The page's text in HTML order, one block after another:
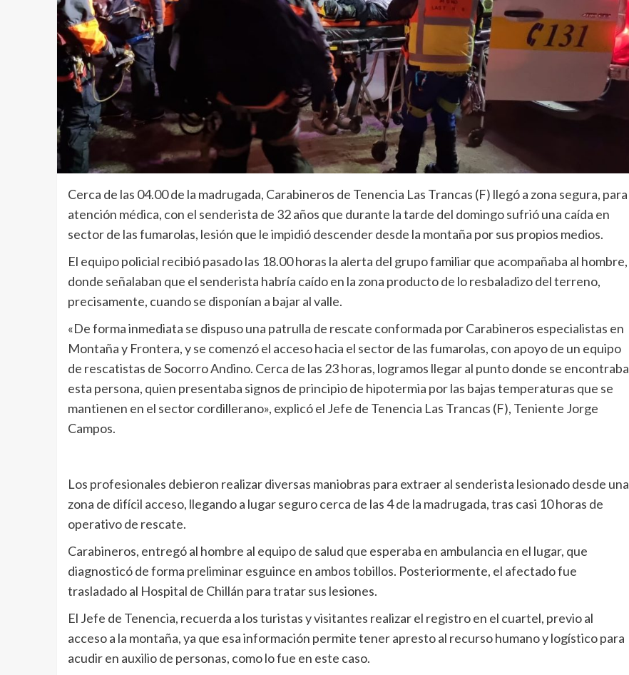
Cerca de las 04.00 de la madrugada, Carabineros de Tenencia Las Trancas (F) llegó a zona segura, para
atención médica, con el senderista de 32 años que durante la tarde del domingo sufrió una caída en
sector de las fumarolas, lesión que le impidió descender desde la montaña por sus propios medios.
El equipo policial recibió pasado las 18.00 horas la alerta del grupo familiar que acompañaba al hombre,
donde señalaban que el senderista habría caído en la zona producto de lo resbaladizo del terreno,
precisamente, cuando se disponían a bajar al valle.
«De forma inmediata se dispuso una patrulla de rescate conformada por Carabineros especialistas en
Montaña y Frontera, y se comenzó el acceso hacia el sector de las fumarolas, con apoyo de un equipo
de rescatistas de Socorro Andino. Cerca de las 23 horas, logramos llegar al punto donde se encontraba
esta persona, quien presentaba signos de principio de hipotermia por las bajas temperaturas que se
mantienen en el sector cordillerano», explicó el Jefe de Tenencia Las Trancas (F), Teniente Jorge
Campos.
Los profesionales debieron realizar diversas maniobras para extraer al senderista lesionado desde una
zona de difícil acceso, llegando a lugar seguro cerca de las 4 de la madrugada, tras casi 10 horas de
operativo de rescate.
Carabineros, entregó al hombre al equipo de salud que esperaba en ambulancia en el lugar, que
diagnosticó de forma preliminar esguince en ambos tobillos. Posteriormente, el afectado fue
trasladado al Hospital de Chillán para tratar sus lesiones.
El Jefe de Tenencia, recuerda a los turistas y visitantes realizar el registro en el cuartel, previo al
acceso a la montaña, ya que esa información permite tener apresto al recurso humano y logístico para
acudir en auxilio de personas, como lo fue en este caso.